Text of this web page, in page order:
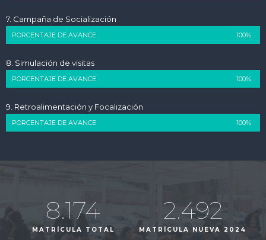
7. Campaña de Socialización
PORCENTAJE DE AVANCE 100%
8. Simulación de visitas
PORCENTAJE DE AVANCE 100%
9. Retroalimentación y Focalización
PORCENTAJE DE AVANCE 100%
8.174
MATRÍCULA TOTAL
2.492
MATRÍCULA NUEVA 2024